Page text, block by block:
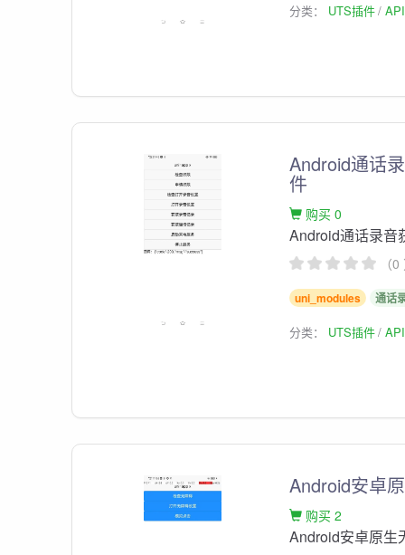
分类： UTS插件
Android通话
件
购买 0
Android通话录音
（
uni_modules 通话
分类： UTS插件
Android安卓
购买 2
Android安卓原生